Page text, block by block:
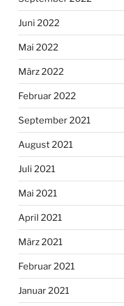
Juni 2022
Mai 2022
März 2022
Februar 2022
September 2021
August 2021
Juli 2021
Mai 2021
April 2021
März 2021
Februar 2021
Januar 2021